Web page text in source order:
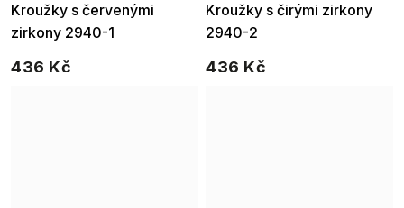
Kroužky s červenými
zirkony 2940-1
436 Kč
Kroužky s čirými zirkony
2940-2
436 Kč